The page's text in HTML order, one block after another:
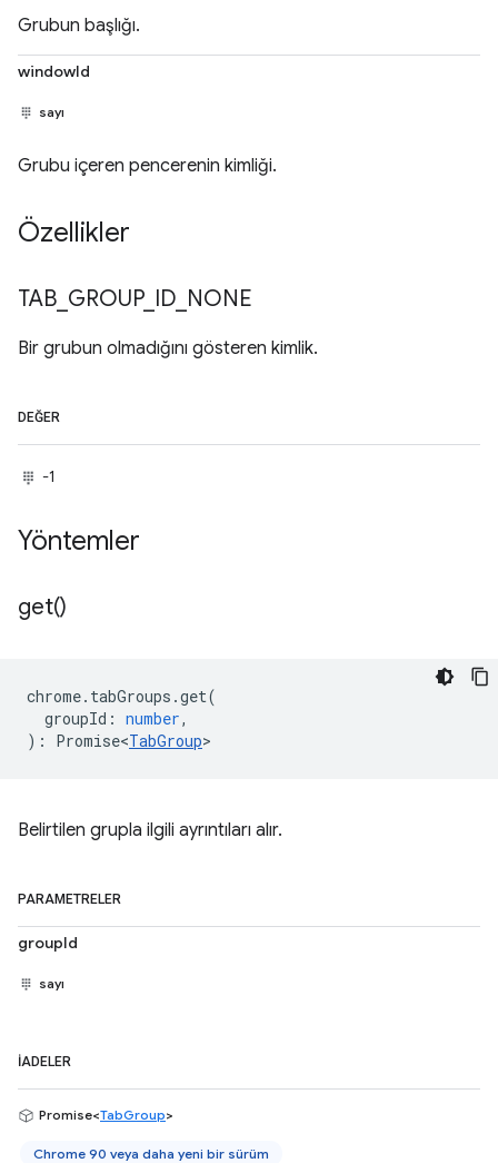
Grubun başlığı.
windowId
sayı
Grubu içeren pencerenin kimliği.
Özellikler
TAB GROUP_ ID NONE
Bir grubun olmadığını gösteren kimlik.
DEĞER
-1
Yöntemler
get()
chrome. tabGroups .get(
groupId : number,
) : Promise<TabGroup>
Belirtilen grupla ilgili ayrıntıları alır.
PARAMETRELER
groupId
sayı
İADELER
Promise<TabGroup>
Chrome 90 veya daha yeni bir sürüm